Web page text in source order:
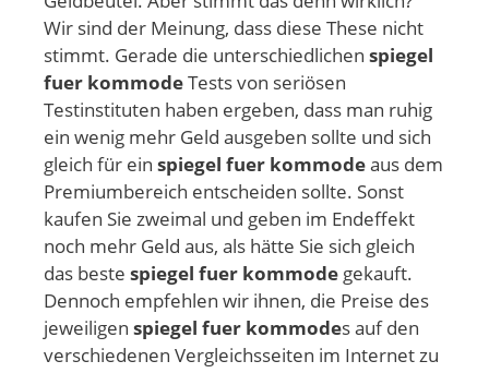
Wir sind der Meinung, dass diese These nicht
stimmt. Gerade die unterschiedlichen spiegel
fuer kommodeTests von seriösen
Testinstituten haben ergeben, dass man ruhig
ein wenig mehr Geld ausgeben sollte und sich
gleich für ein spiegel fuer kommodeaus dem
Premiumbereich entscheiden sollte. Sonst
kaufen Sie zweimal und geben im Endeffekt
noch mehr Geld aus, als hätte Sie sich gleich
das beste spiegel fuer kommode gekauft.
Dennoch empfehlen wir ihnen, die Preise des
jeweiligen spiegel fuer kommodes auf den
verschiedenen Vergleichsseiten im Internet zu